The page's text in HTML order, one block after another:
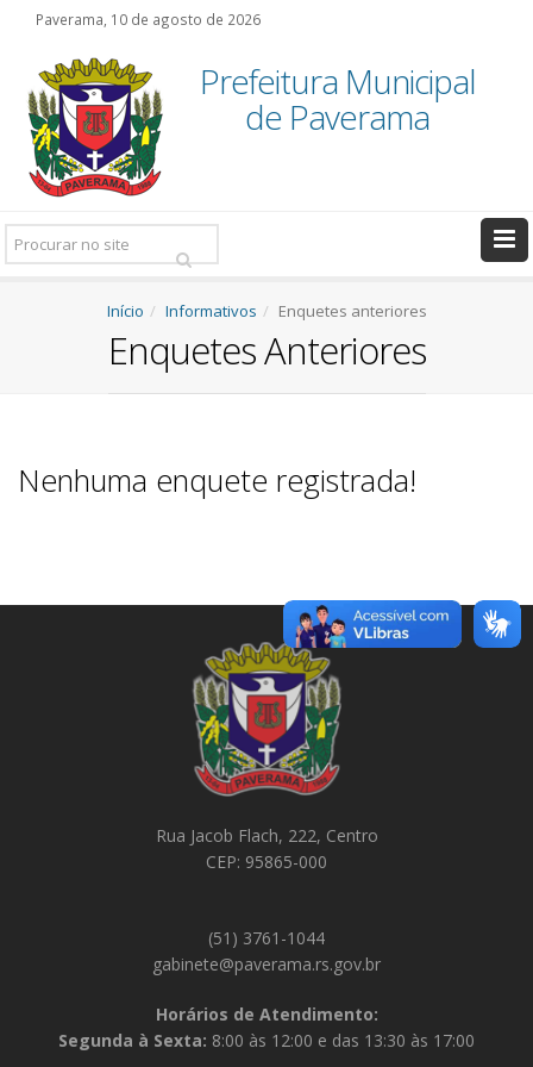
Paverama, 10 de agosto de 2026
Prefeitura Municipal
de Paverama
Pesquisar:
Início Informativos Enquetes anteriores
Enquetes Anteriores
Nenhuma enquete registrada!
Rua Jacob Flach, 222, Centro
CEP: 95865-000
(51) 3761-1044
gabinete@paverama.rs.gov.br
Horários de Atendimento:
Segunda à Sexta: 8:00 às 12:00 e das 13:30 às 17:00